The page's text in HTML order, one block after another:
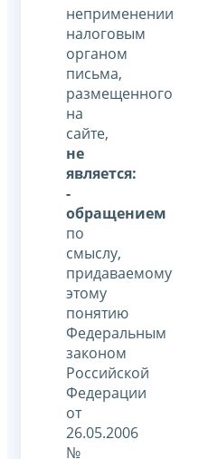
неприменении
налоговым
органом
письма,
размещенного
на
сайте,
не
является:
-
обращением
по
смыслу,
придаваемому
этому
понятию
Федеральным
законом
Российской
Федерации
от
26.05.2006
№